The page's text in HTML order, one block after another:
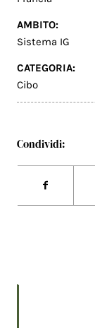
AMBITO:
Sistema IG
CATEGORIA:
Cibo
Condividi: